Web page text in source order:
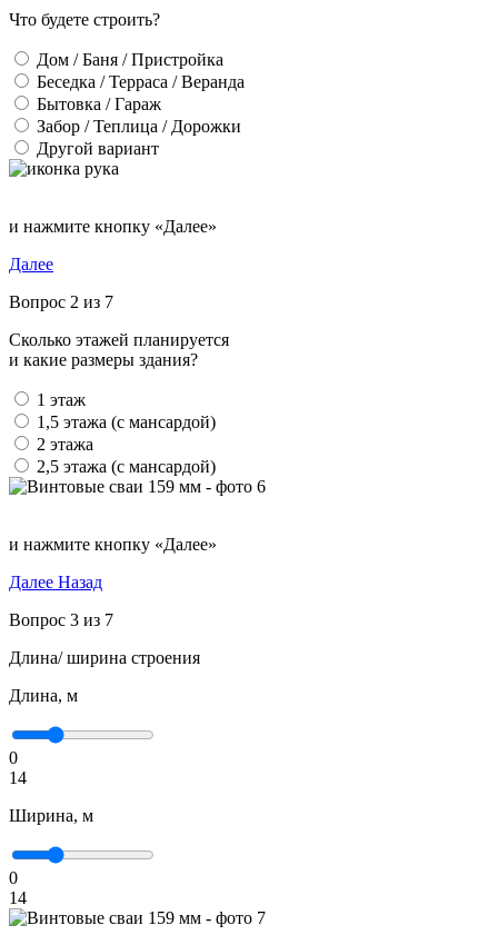
Что будете строить?
Дом / Баня / Пристройка
Беседка / Терраса / Веранда
Бытовка / Гараж
Забор / Теплица / Дорожки
Другой вариант
и нажмите кнопку «Далее»
Далее
Вопрос 2 из 7
Сколько этажей планируется
и какие размеры здания?
1 этаж
1,5 этажа (с мансардой)
2 этажа
2,5 этажа (с мансардой)
и нажмите кнопку «Далее»
Далее Назад
Вопрос 3 из 7
Длина/ ширина строения
Длина, м
0
14
Ширина, м
0
14